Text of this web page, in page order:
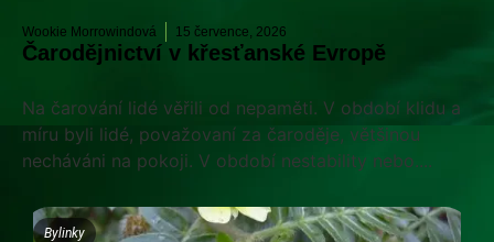
Wookie Morrowindová 15 července, 2026
Čarodějnictví v křesťanské Evropě
Na čarování lidé věřili od nepaměti. V období klidu a
míru byli lidé, považovaní za čaroděje, většinou
necháváni na pokoji. V období nestability nebo....
Bylinky